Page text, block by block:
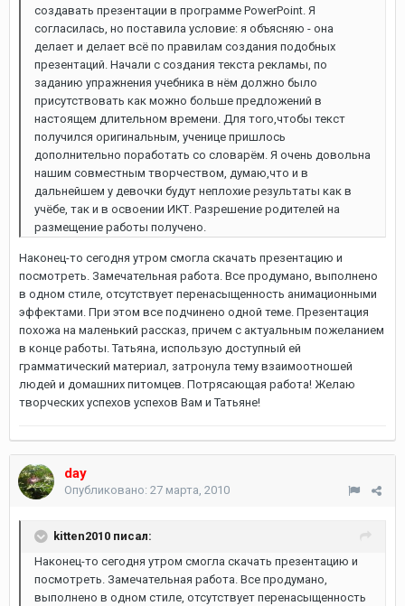
создавать презентации в программе PowerPoint. Я
согласилась, но поставила условие: я объясняю - она
делает и делает всё по правилам создания подобных
презентаций. Начали с создания текста рекламы, по
заданию упражнения учебника в нём должно было
присутствовать как можно больше предложений в
настоящем длительном времени. Для того,чтобы текст
получился оригинальным, ученице пришлось
дополнительно поработать со словарём. Я очень довольна
нашим совместным творчеством, думаю,что и в
дальнейшем у девочки будут неплохие результаты как в
учёбе, так и в освоении ИКТ. Разрешение родителей на
размещение работы получено.
Наконец-то сегодня утром смогла скачать презентацию и
посмотреть. Замечательная работа. Все продумано, выполнено
в одном стиле, отсутствует перенасыщенность анимационными
эффектами. При этом все подчинено одной теме. Презентация
похожа на маленький рассказ, причем с актуальным пожеланием
в конце работы. Татьяна, использую доступный ей
грамматический материал, затронула тему взаимоотношей
людей и домашних питомцев. Потрясающая работа! Желаю
творческих успехов успехов Вам и Татьяне!
day
Опубликовано: 27 марта, 2010
kitten2010 писал:
Наконец-то сегодня утром смогла скачать презентацию и
посмотреть. Замечательная работа. Все продумано,
выполнено в одном стиле, отсутствует перенасыщенность